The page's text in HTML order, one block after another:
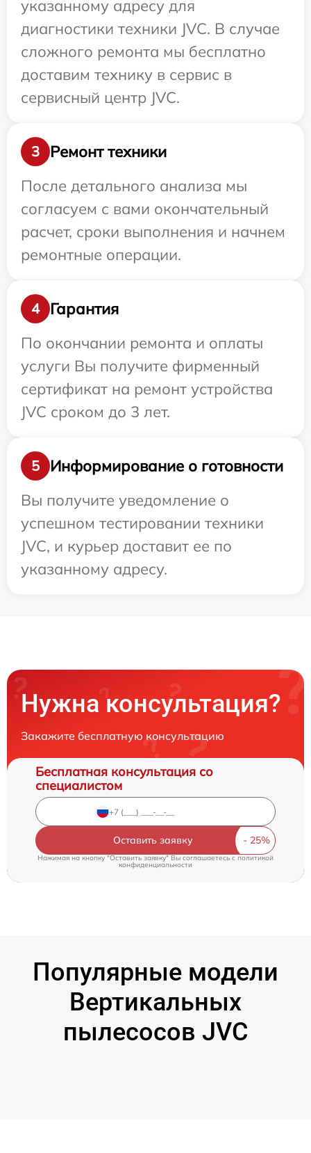
указанному адресу для
диагностики техники JVC. В случае
сложного ремонта мы бесплатно
доставим технику в сервис в
сервисный центр JVC.
3
Ремонт техники
После детального анализа мы
согласуем с вами окончательный
расчет, сроки выполнения и начнем
ремонтные операции.
4
Гарантия
По окончании ремонта и оплаты
услуги Вы получите фирменный
сертификат на ремонт устройства
JVC сроком до 3 лет.
5
Информирование о готовности
Вы получите уведомление о
успешном тестировании техники
JVC, и курьер доставит ее по
указанному адресу.
Нужна консультация?
Закажите бесплатную консультацию
Бесплатная консультация со
специалистом
Оставить заявку
Нажимая на кнопку "Оставить заявку" Вы соглашаетесь cполитикой
конфиденциальности
Популярные модели
Вертикальных
пылесосов JVC